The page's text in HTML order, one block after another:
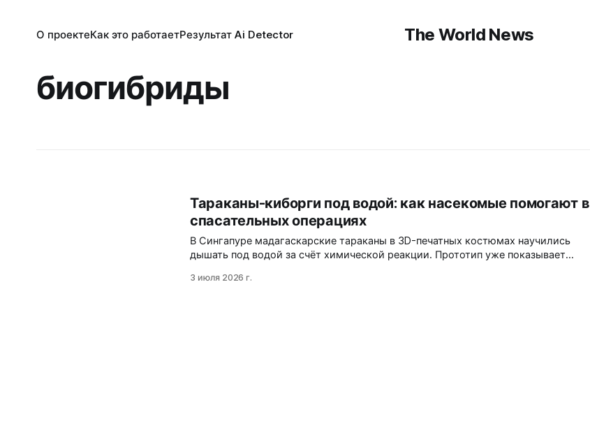
The World News
О проектеКак это работаетРезультат Ai Detector
биогибриды
Тараканы-киборги под водой: как насекомые помогают в
спасательных операциях
В Сингапуре мадагаскарские тараканы в 3D-печатных костюмах научились
дышать под водой за счёт химической реакции. Прототип уже показывает
герметичности и биологических рисков.
3 июля 2026 г.